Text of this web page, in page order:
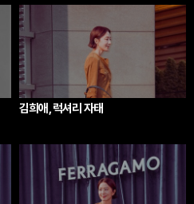
김희애, 럭셔리 자태